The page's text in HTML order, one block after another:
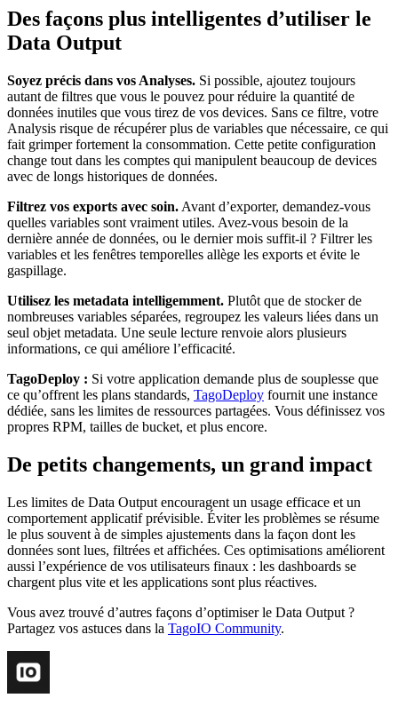
Des façons plus intelligentes d’utiliser le
Data Output
Soyez précis dans vos Analyses. Si possible, ajoutez toujours
autant de filtres que vous le pouvez pour réduire la quantité de
données inutiles que vous tirez de vos devices. Sans ce filtre, votre
Analysis risque de récupérer plus de variables que nécessaire, ce qui
fait grimper fortement la consommation. Cette petite configuration
change tout dans les comptes qui manipulent beaucoup de devices
avec de longs historiques de données.
Filtrez vos exports avec soin. Avant d’exporter, demandez-vous
quelles variables sont vraiment utiles. Avez-vous besoin de la
dernière année de données, ou le dernier mois suffit-il ? Filtrer les
variables et les fenêtres temporelles allège les exports et évite le
gaspillage.
Utilisez les metadata intelligemment. Plutôt que de stocker de
nombreuses variables séparées, regroupez les valeurs liées dans un
seul objet metadata. Une seule lecture renvoie alors plusieurs
informations, ce qui améliore l’efficacité.
TagoDeploy : Si votre application demande plus de souplesse que
ce qu’offrent les plans standards, TagoDeploy fournit une instance
dédiée, sans les limites de ressources partagées. Vous définissez vos
propres RPM, tailles de bucket, et plus encore.
De petits changements, un grand impact
Les limites de Data Output encouragent un usage efficace et un
comportement applicatif prévisible. Éviter les problèmes se résume
le plus souvent à de simples ajustements dans la façon dont les
données sont lues, filtrées et affichées. Ces optimisations améliorent
aussi l’expérience de vos utilisateurs finaux : les dashboards se
chargent plus vite et les applications sont plus réactives.
Vous avez trouvé d’autres façons d’optimiser le Data Output ?
Partagez vos astuces dans la TagoIO Community.